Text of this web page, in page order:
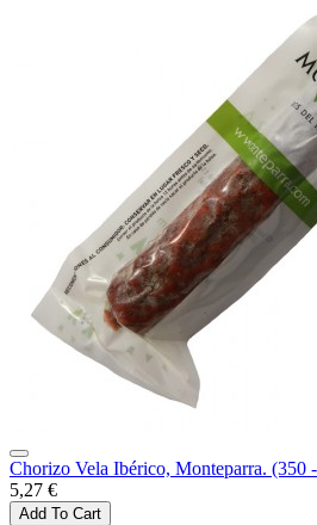
Chorizo Vela Ibérico, Monteparra. (350
5,27 €
Add To Cart